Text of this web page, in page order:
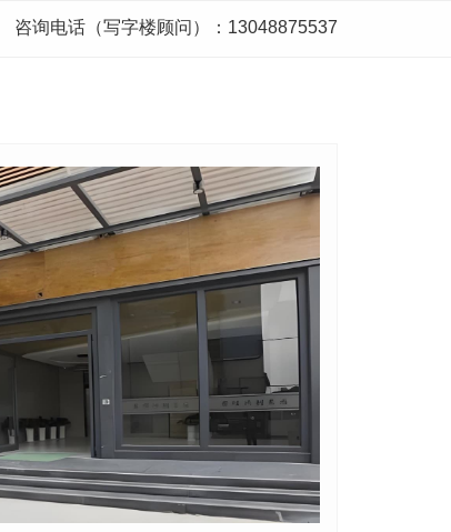
咨询电话（写字楼顾问）：13048875537